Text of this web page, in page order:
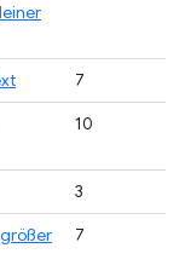
7
10
3
7